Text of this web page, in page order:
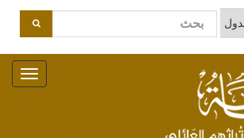
Toggle
navigation